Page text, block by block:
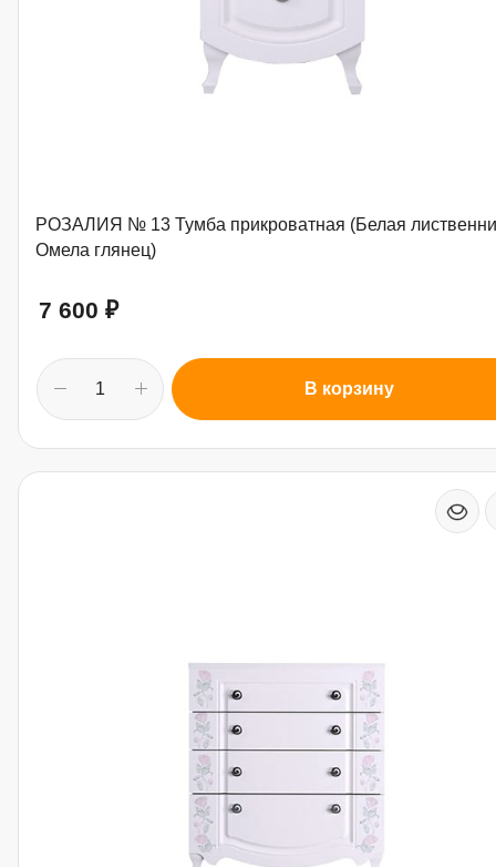
РОЗАЛИЯ № 13 Тумба прикроватная (Белая
Омела глянец)
7 600 ₽
В корзину